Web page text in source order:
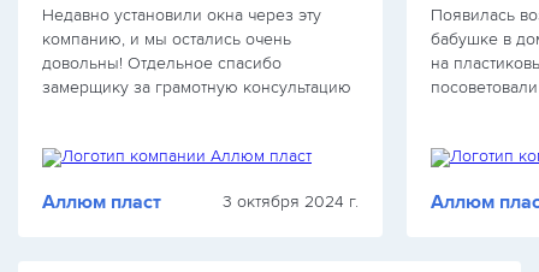
Недавно установили окна через эту
компанию, и мы остались очень
довольны! Отдельное спасибо
замерщику за грамотную консультацию
просто шикарно, ни сквозняков, ни…
Аллюм пласт 3 октября 2024 г.
Появилась
бабушке в
на
здесь
Аллюм